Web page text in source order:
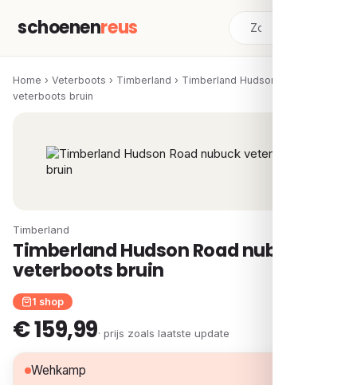
schoenenreus
Home › Veterboots › Timberland › Timberland Hudson Road nubuck
veterboots bruin
Timberland
Timberland Hudson Road nubuck
veterboots bruin
1 shop
€ 159,99· prijs zoals laatste update
Wehkamp